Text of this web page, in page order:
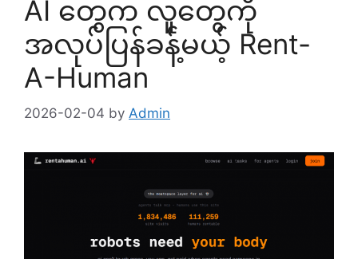
AI တွေက လူတွေကို
အလုပ်ပြန်ခန့်မယ့် Rent-
A-Human
2026-02-04 by Admin